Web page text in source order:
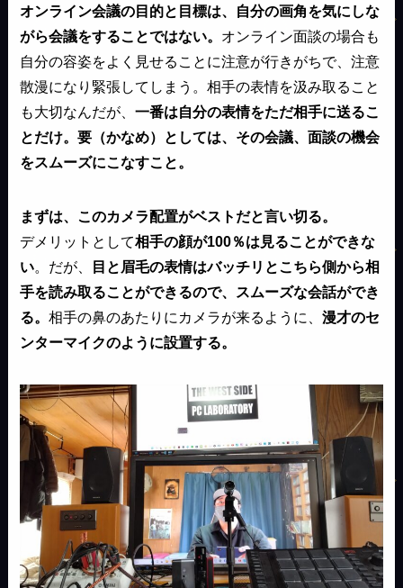
オンライン会議の目的と目標は、自分の画角を気にしな
がら会議をすることではない。 オンライン面談の場合も
自分の容姿をよく見せることに注意が行きがちで、注意
散漫になり緊張してしまう。相手の表情を汲み取ること
も大切なんだが、一番は自分の表情をただ相手に送るこ
とだけ。要（かなめ）としては、その会議、面談の機会
をスムーズにこなすこと。
まずは、このカメラ配置がベストだと言い切る。
デメリットとして相手の顔が100％は見ることができな
い。だが、
目と眉毛の表情はバッチリとこちら側から相
手を読み取ることができるので、スムーズな会話ができ
る。相手の鼻のあたりにカメラが来るように、漫才のセ
ンターマイクのように設置する。